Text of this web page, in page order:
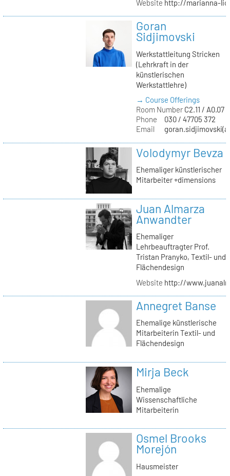
Website http://marianna-
Goran
Sidjimovski
Werkstattleitung Stricken
(Lehrkraft in der
künstlerischen
Werkstattlehre)
→ Course Offerings
Room NumberC2.11 / A0.07
Phone
030 / 47705 372
Email
Volodymyr Bevza
Ehemaliger künstlerischer
Mitarbeiter +dimensions
Juan Almarza
Anwandter
Ehemaliger
Lehrbeauftragter Prof.
Tristan Pranyko, Textil- und
Flächendesign
Website http://
Annegret Banse
Ehemalige künstlerische
Mitarbeiterin Textil- und
Flächendesign
Mirja Beck
Ehemalige
Wissenschaftliche
Mitarbeiterin
Osmel Brooks
Morejón
Hausmeister